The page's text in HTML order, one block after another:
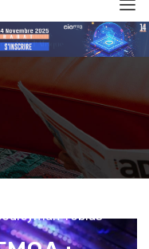
Tobias